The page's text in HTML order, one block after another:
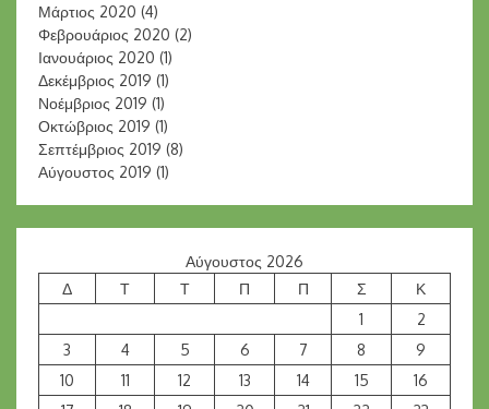
Μάρτιος 2020 (4)
Φεβρουάριος 2020 (2)
Ιανουάριος 2020 (1)
Δεκέμβριος 2019 (1)
Νοέμβριος 2019 (1)
Οκτώβριος 2019 (1)
Σεπτέμβριος 2019 (8)
Αύγουστος 2019 (1)
Αύγουστος 2026
Δ
Τ Τ Π Π Σ
Κ
1
2
3
4 5 6 7 8
9
10
11 12 13 14 15
16